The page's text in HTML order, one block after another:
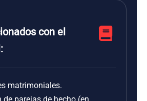
con el
matrimoniales.